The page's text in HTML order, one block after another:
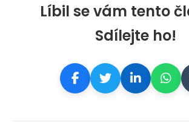
Líbil se vám tento
Sdílejte ho!